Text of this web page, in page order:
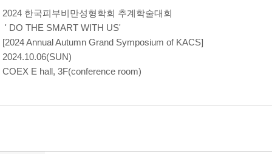
2024 한국피부비만성형학회 추계학술대회
' DO THE SMART WITH US'
[2024 Annual Autumn Grand Symposium of KACS]
2024.10.06(SUN)
COEX E hall, 3F(conference room)